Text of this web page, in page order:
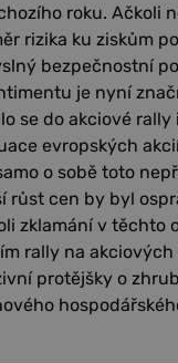
roku. Ačkoli
rizika ku ziskům
bezpečnostní
je nyní
se do akciové
evropských
o sobě toto
růst cen by byl
zklamání v těchto
rally na
protějšky o